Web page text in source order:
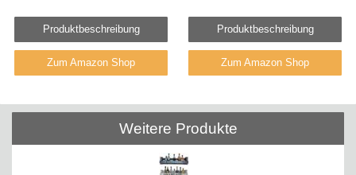
Produktbeschreibung
Zum Amazon Shop
Produktbeschreibung
Zum Amazon Shop
Weitere Produkte